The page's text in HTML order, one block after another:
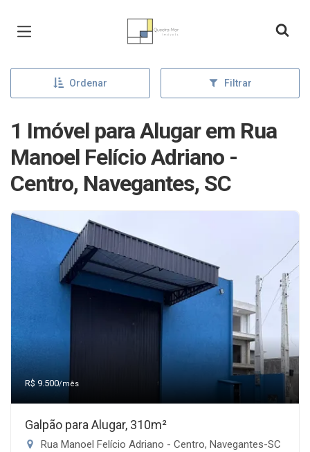
Página inicial
Ordenar Filtrar
1 Imóvel para Alugar em Rua
Manoel Felício Adriano -
Centro, Navegantes, SC
R$ 9.500/mês
Galpão para Alugar, 310m²
Rua Manoel Felício Adriano - Centro, Navegantes-SC